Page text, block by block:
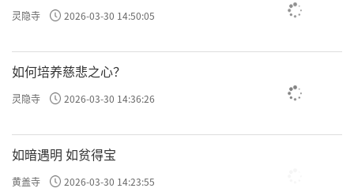
灵隐寺 2026-03-30 14:50:05
如何培养慈悲之心？
灵隐寺 2026-03-30 14:36:26
如暗遇明 如贫得宝
黄盖寺 2026-03-30 14:23:55